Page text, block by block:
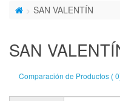
SAN VALENTÍN
SAN
Comparación de Productos (